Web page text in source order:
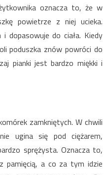
oznacza to, że w
powietrze z niej ucieka.
dopasowuje do ciała. Kiedy
poduszka znów powróci do
pianki jest bardzo miękki i
zamkniętych. W chwili
ugina się pod ciężarem,
sprężysta. Oznacza to,
pamięcią, a co za tym idzie